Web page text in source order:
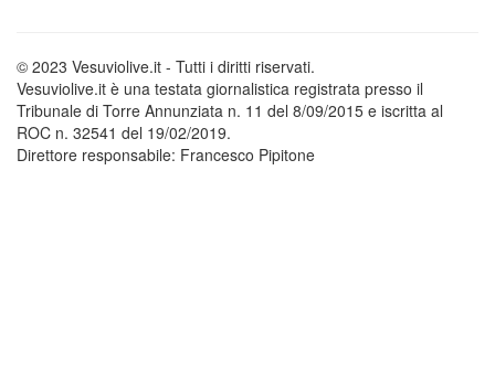
© 2023 Vesuviolive.it - Tutti i diritti riservati.
Vesuviolive.it è una testata giornalistica registrata presso il
Tribunale di Torre Annunziata n. 11 del 8/09/2015 e iscritta al
ROC n. 32541 del 19/02/2019.
Direttore responsabile: Francesco Pipitone